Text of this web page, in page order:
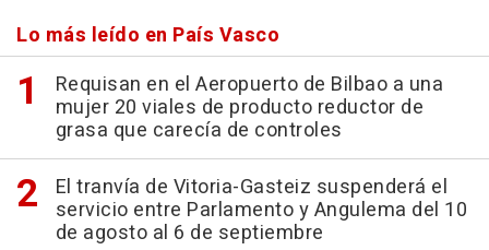
Lo más leído en País Vasco
Requisan en el Aeropuerto de Bilbao a una
mujer 20 viales de producto reductor de
grasa que carecía de controles
El tranvía de Vitoria-Gasteiz suspenderá el
servicio entre Parlamento y Angulema del 10
de agosto al 6 de septiembre